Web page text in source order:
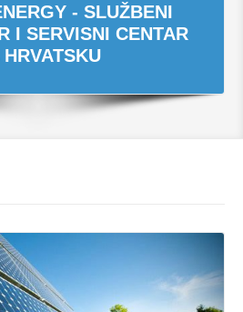
- SLUŽBENI
I SERVISNI CENTAR
HRVATSKU
Opširnije